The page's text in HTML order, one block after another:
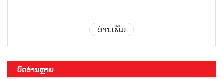
ອ່ານເພີ່ມ
ບົດອ່ານຫຼາຍ